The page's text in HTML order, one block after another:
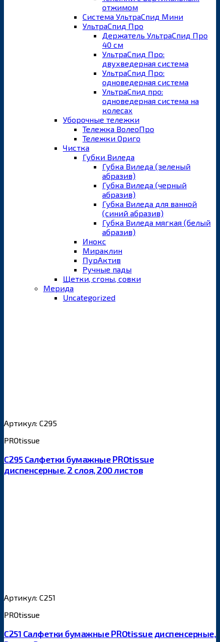
отжимом
Система УльтраСпид Мини
УльтраСпид Про
Держатель УльтраСпид Про
40 см
УльтраСпид Про:
двухведерная система
УльтраСпид Про:
одноведерная система
УльтраСпид про:
одноведерная система на
колесах
Уборочные тележки
Тележка ВолеоПро
Тележки Ориго
Чистка
Губки Виледа
Губка Виледа (зеленый
абразив)
Губка Виледа (черный
абразив)
Губка Виледа для ванной
(синий абразив)
Губка Виледа мягкая (белый
абразив)
Инокс
Мираклин
ПурАктив
Ручные пады
Щетки, сгоны, совки
Мерида
Uncategorized
Артикул: С295
PROtissue
С295 Салфетки бумажные PROtissue
диспенсерные, 2 слоя, 200 листов
Артикул: С251
PROtissue
С251 Салфетки бумажные PROtissue диспенсерные,